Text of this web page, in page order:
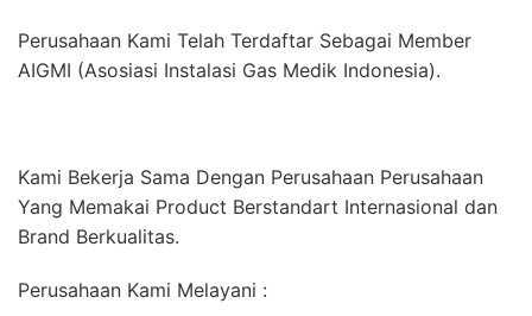
Perusahaan Kami Telah Terdaftar Sebagai Member
AIGMI (Asosiasi Instalasi Gas Medik Indonesia).
Kami Bekerja Sama Dengan Perusahaan Perusahaan
Yang Memakai Product Berstandart Internasional dan
Brand Berkualitas.
Perusahaan Kami Melayani :